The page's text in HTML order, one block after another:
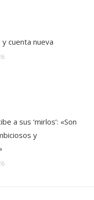
cuenta nueva
a sus ‘mirlos’: «Son
y